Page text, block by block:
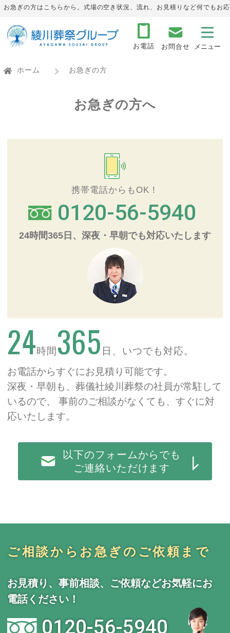
お急ぎの方はこちらから。式場の空き状況、流れ、お見積りなど何でもお
お電話 お問合せ
ホーム お急ぎの方
お急ぎの方へ
携帯電話からもOK！
0120-56-5940
24時間365日、深夜・早朝でも対応いたします
24時間 365 日、いつでも対応。
お電話からすぐにお見積り可能です。
深夜・早朝も、葬儀社綾川葬祭の社員が常駐して
いるので、
事前のご相談がなくても、すぐに対
応いたします。
以下のフォームからでも
ご連絡いただけます
ご相談からお急ぎのご依頼まで
お見積り、事前相談、ご依頼などお気軽にお
電話ください！
0120-56-5940